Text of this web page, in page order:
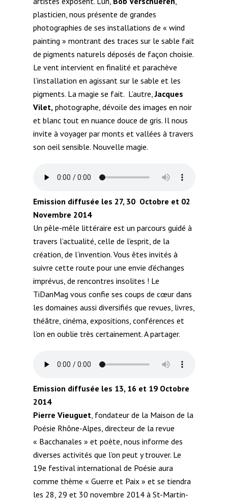
plasticien, nous présente de grandes
photographies de ses installations de « wind
painting » montrant des traces sur le sable fait
de pigments naturels déposés de façon choisie.
Le vent intervient en finalité et parachève
l’installation en agissant sur le sable et les
pigments. La magie se fait. L’autre,Jacques
Vilet, photographe, dévoile des images en noir
et blanc tout en nuance douce de gris. Il nous
invite à voyager par monts et vallées à travers
son oeil sensible. Nouvelle magie.
Emission diffusée les 27, 30 Octobre et 02
Novembre 2014
Un pêle-mêle littéraire est un parcours guidé à
travers l’actualité, celle de l’esprit, de la
création, de l’invention. Vous êtes invités à
suivre cette route pour une envie d’échanges
imprévus, de rencontres insolites ! Le
TiDanMag vous confie ses coups de cœur dans
les domaines aussi diversifiés que revues, livres,
théâtre, cinéma, expositions, conférences et
l’on en oublie très certainement. A partager.
Emission diffusée les 13, 16 et 19 Octobre
2014
Pierre Vieuguet , fondateur de la Maison de la
Poésie Rhône-Alpes, directeur de la revue
« Bacchanales » et poète, nous informe des
diverses activités que l’on peut y trouver. Le
19e festival international de Poésie aura
comme thème « Guerre et Paix » et se tiendra
les 28, 29 et 30 novembre 2014 à St-Martin-